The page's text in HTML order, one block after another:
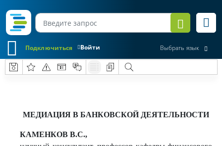
Войти
Подключиться Выбрать язык
МЕДИАЦИЯ В БАНКОВСКОЙ ДЕЯТЕЛЬНОСТИ
КАМЕНКОВ В.С.,